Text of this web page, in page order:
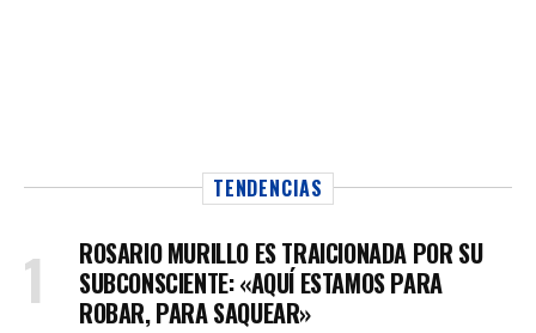
TENDENCIAS
ROSARIO MURILLO ES TRAICIONADA POR SU
SUBCONSCIENTE: «AQUÍ ESTAMOS PARA
ROBAR, PARA SAQUEAR»